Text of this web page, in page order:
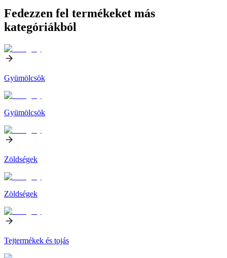
Fedezzen fel termékeket más
kategóriákból
Gyümölcsök
Gyümölcsök
Zöldségek
Zöldségek
Tejtermékek és tojás